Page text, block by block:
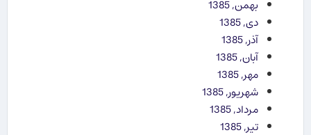
بهمن, 1385
دی, 1385
آذر, 1385
آبان, 1385
مهر, 1385
شهریور, 1385
مرداد, 1385
تیر, 1385